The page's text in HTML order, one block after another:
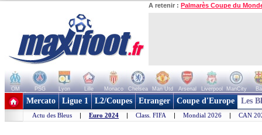
A retenir : Palmarès Coupe du
OM PSG Lyon Lille Monaco Chelsea Man Utd Arsenal Liverpool ManCity
+ de clubs
Mercato Ligue 1 L2/Coupes Etranger Coupe d'Europe Les
Actu des Bleus | Euro 2024 | Class. FIFA | Mondial 2026 | CAN